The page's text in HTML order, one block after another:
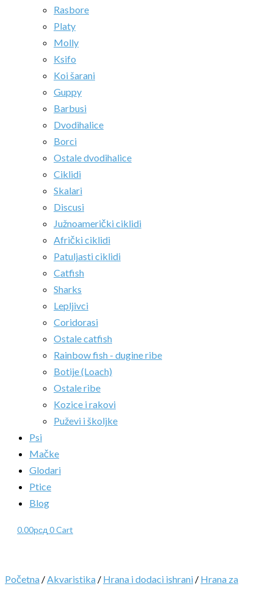
Rasbore
Platy
Molly
Ksifo
Koi šarani
Guppy
Barbusi
Dvodihalice
Borci
Ostale dvodihalice
Ciklidi
Skalari
Discusi
Južnoamerički ciklidi
Afrički ciklidi
Patuljasti ciklidi
Catfish
Sharks
Lepljivci
Coridorasi
Ostale catfish
Rainbow fish - dugine ribe
Botije (Loach)
Ostale ribe
Kozice i rakovi
Puževi i školjke
Psi
Mačke
Glodari
Ptice
Blog
0.00рсд 0Cart
Početna /Akvaristika / Hrana i dodaci ishrani / Hrana za